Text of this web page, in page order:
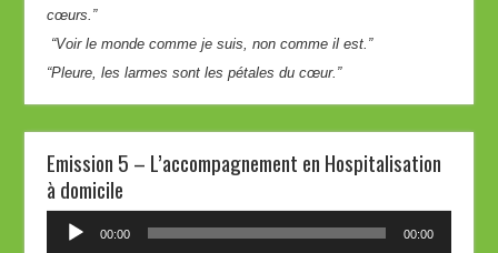
cœurs.”
“Voir le monde comme je suis, non comme il est.”
“Pleure, les larmes sont les pétales du cœur.”
Emission 5 – L’accompagnement en Hospitalisation
à domicile
Lecteur
00:00 00:00